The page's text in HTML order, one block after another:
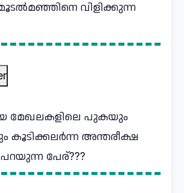
വിളിക്കുന്ന
മേഖലകളിലെ പുകയും
അന്തരീക്ഷ
പേര്???